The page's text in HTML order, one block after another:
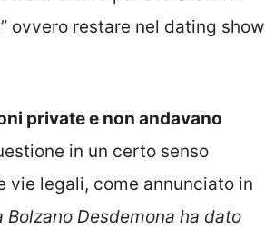
ovvero restare nel dating show
private e non andavano
in un certo senso
vie legali, come annunciato in
Bolzano Desdemona ha dato